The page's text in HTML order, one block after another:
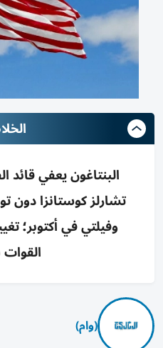
البنتاغون يعفي قائد
تشارلز كوستانزا دون
وفيلتي في أكتوبر؛
القوات
(وام)